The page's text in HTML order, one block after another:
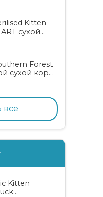
Kitten
сухой
Forest
сухой корм
все
Kitten